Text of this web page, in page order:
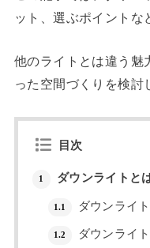
ット、選ぶポイントな
他のライトとは違う魅
った空間づくりを検討
目次
1 ダウンライトと
1.1 ダウンライ
1.2 ダウンライ